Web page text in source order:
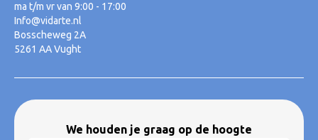
ma t/m vr van 9:00 - 17:00
Info@vidarte.nl
Bosscheweg 2A
5261 AA Vught
We houden je graag op de hoogte